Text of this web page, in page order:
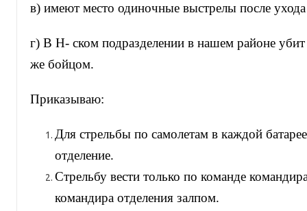
в) имеют место одиночные выстрелы после ухода
г) В Н- ском подразделении в нашем районе
же бойцом.
Приказываю:
Для стрельбы по самолетам в каждой
отделение.
Стрельбу вести только по команде
командира отделения залпом.